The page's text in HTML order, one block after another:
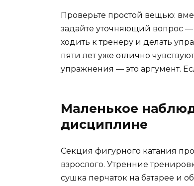
Проверьте простой вещью:
задайте уточняющий вопрос —
ходить к тренеру и делать
пяти лет уже отлично
упражнения — это аргумент.
Маленькое
дисциплине
Секция фигурного катания
взрослого. Утренние
сушка перчаток на батарее и